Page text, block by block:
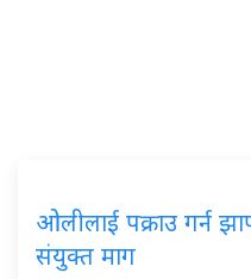
ओलीलाई पक्राउ गर्न
संयुक्त माग